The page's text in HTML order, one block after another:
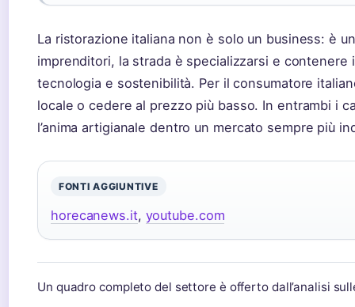
La ristorazione italiana non è solo un business: è
imprenditori, la strada è specializzarsi e
tecnologia e sostenibilità. Per il consumatore
locale o cedere al prezzo più basso. In entrambi i
l’anima artigianale dentro un mercato sempre più
FONTI AGGIUNTIVE
horecanews.it, youtube.com
Un quadro completo del settore è offerto dall’analisi